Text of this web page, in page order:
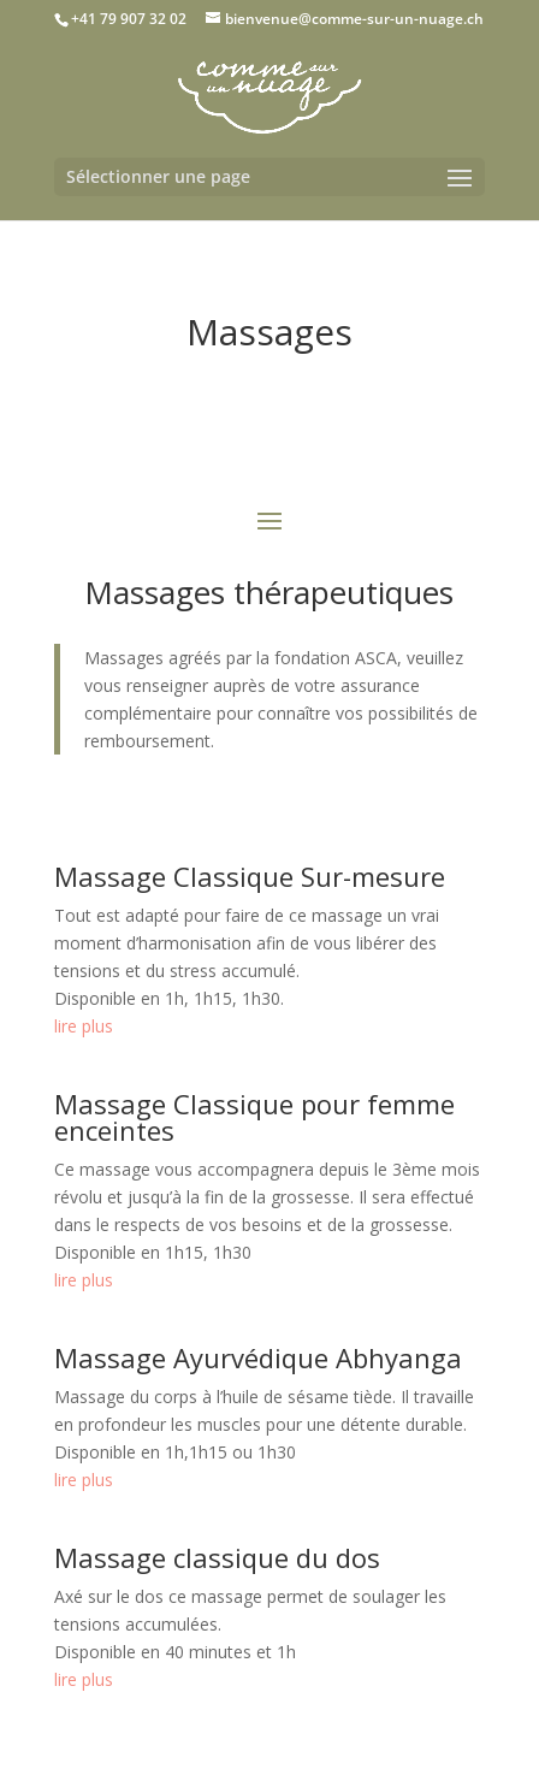
+41 79 907 32 02 bienvenue@comme-sur-un-nuage.ch
Sélectionner une page
Massages
Massages thérapeutiques
Massages agréés par la fondation ASCA, veuillez
vous renseigner auprès de votre assurance
complémentaire pour connaître vos possibilités de
remboursement.
Massage Classique Sur-mesure
Tout est adapté pour faire de ce massage un vrai
moment d’harmonisation afin de vous libérer des
tensions et du stress accumulé.
Disponible en 1h, 1h15, 1h30.
lire plus
Massage Classique pour femme
enceintes
Ce massage vous accompagnera depuis le 3ème mois
révolu et jusqu’à la fin de la grossesse. Il sera effectué
dans le respects de vos besoins et de la grossesse.
Disponible en 1h15, 1h30
lire plus
Massage Ayurvédique Abhyanga
Massage du corps à l’huile de sésame tiède. Il travaille
en profondeur les muscles pour une détente durable.
Disponible en 1h,1h15 ou 1h30
lire plus
Massage classique du dos
Axé sur le dos ce massage permet de soulager les
tensions accumulées.
Disponible en 40 minutes et 1h
lire plus